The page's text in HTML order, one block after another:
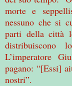
morte e
nessuno che si
parti della città
distribuiscono
L’imperatore
pagano: “[Essi]
nostri”.